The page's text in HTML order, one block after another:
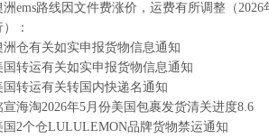
洲ems路线因文件费涨价，运费有所调整（2026
：
洲仓有关如实申报货物信息通知
国转运有关如实申报货物信息通知
国转运有关转国内快递名通知
宣海淘2026年5月份美国包裹发货清关进度8.6
国2个仓LULULEMON品牌货物禁运通知